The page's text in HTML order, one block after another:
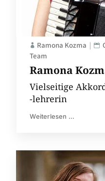
Ramona
Ramona Kozma
Team
Vielseitige
-lehrerin
Weiterlesen ...